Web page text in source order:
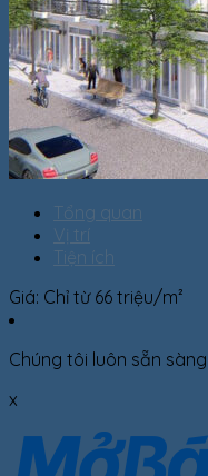
Tổng quan
Vị trí
Tiện ích
Giá: Chỉ từ 66 triệu/m²
Chúng tôi luôn sẵn
x